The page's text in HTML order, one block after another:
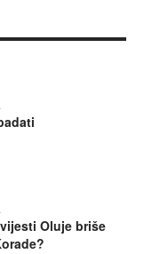
Oluje briše